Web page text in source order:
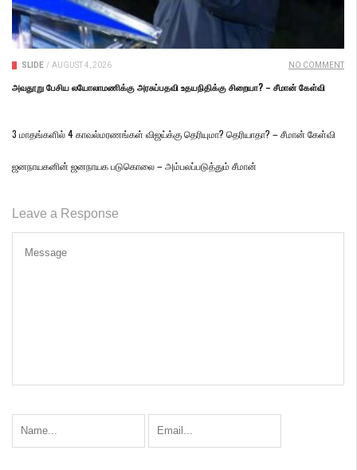
SLIDE / AUGUST 4, 2026 NO COMMENT
அவதூறு பேசிய லயோலாமணிக்கு அரசுப்பதவி உதயநிதிக்கு சிறையா? – சீமான் கேள்வி
3 மாதங்களில் 4 காவல்மரணங்கள் விஜய்க்கு தெரியுமா? தெரியாதா? – சீமான் கேள்வி
ஜனநாயகனின் ஜனநாயக படுகொலை – அம்பலப்படுத்தும் சீமான்
Leave a Response